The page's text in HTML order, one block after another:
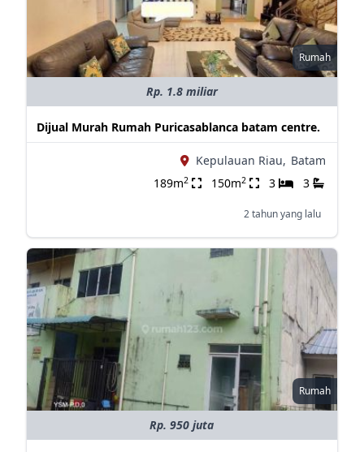
Rumah
Rp. 1.8 miliar
Dijual Murah Rumah Puricasablanca batam centre.
Kepulauan Riau, Batam
189m2 150m2 3 3
2 tahun yang lalu
Rumah
Rp. 950 juta